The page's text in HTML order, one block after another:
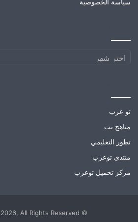
سياسة الخصوصية
الارشيف
تو عرب
مناهج نت
تطور التعليمي
منتدى توعرب
مركز تحميل توعرب
© Copyright 2026, All Rights Reserved